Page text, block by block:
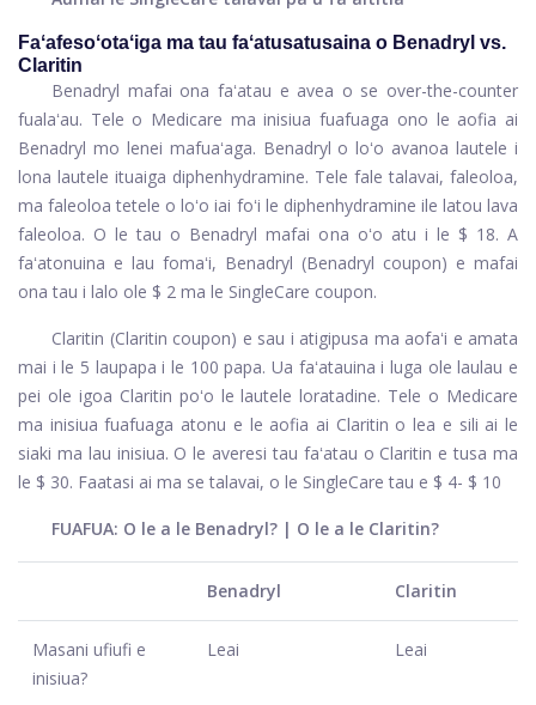
Faʻafesoʻotaʻiga ma tau faʻatusatusaina o Benadryl vs.
Claritin
Benadryl mafai ona faʻatau e avea o se over-the-counter
fualaʻau. Tele o Medicare ma inisiua fuafuaga ono le aofia ai
Benadryl mo lenei mafuaʻaga. Benadryl o loʻo avanoa lautele i
lona lautele ituaiga diphenhydramine. Tele fale talavai, faleoloa,
ma faleoloa tetele o loʻo iai foʻi le diphenhydramine ile latou lava
faleoloa. O le tau o Benadryl mafai ona oʻo atu i le $ 18. A
faʻatonuina e lau fomaʻi, Benadryl (Benadryl coupon) e mafai
ona tau i lalo ole $ 2 ma le SingleCare coupon.
Claritin (Claritin coupon) e sau i atigipusa ma aofaʻi e amata
mai i le 5 laupapa i le 100 papa. Ua faʻatauina i luga ole laulau e
pei ole igoa Claritin poʻo le lautele loratadine. Tele o Medicare
ma inisiua fuafuaga atonu e le aofia ai Claritin o lea e sili ai le
siaki ma lau inisiua. O le averesi tau faʻatau o Claritin e tusa ma
le $ 30. Faatasi ai ma se talavai, o le SingleCare tau e $ 4- $ 10
FUAFUA: O le a le Benadryl? | O le a le Claritin?
Benadryl Claritin
Masani ufiufi e
inisiua?
Leai Leai